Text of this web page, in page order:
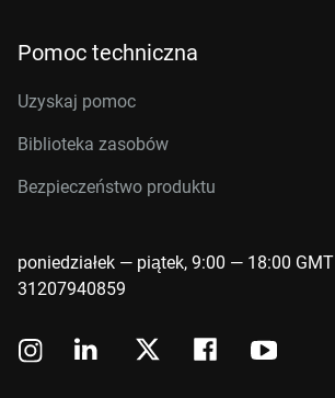
Pomoc techniczna
Uzyskaj pomoc
Biblioteka zasobów
Bezpieczeństwo produktu
poniedziałek — piątek, 9:00 — 18:00 GMT
31207940859